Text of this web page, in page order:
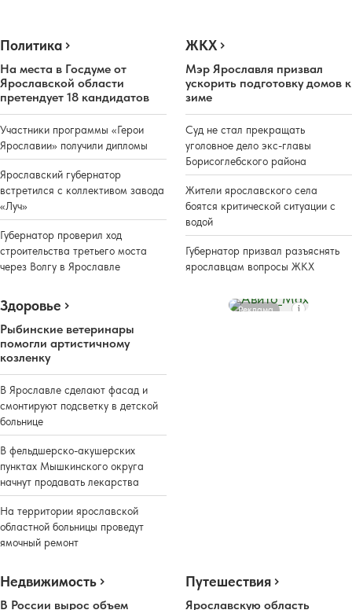
Политика
На места в Госдуме от
Ярославской области
претендует 18 кандидатов
Участники программы «Герои
Ярославии» получили дипломы
Ярославский губернатор
встретился с коллективом завода
«Луч»
Губернатор проверил ход
строительства третьего моста
через Волгу в Ярославле
ЖКХ
Мэр Ярославля призвал
ускорить подготовку домов к
зиме
Суд не стал прекращать
уголовное дело экс-главы
Борисоглебского района
Жители ярославского села
боятся критической ситуации с
водой
Губернатор призвал разъяснять
ярославцам вопросы ЖКХ
Здоровье
Рыбинские ветеринары
помогли артистичному
козленку
В Ярославле сделают фасад и
смонтируют подсветку в детской
больнице
В фельдшерско-акушерских
пунктах Мышкинского округа
начнут продавать лекарства
На территории ярославской
областной больницы проведут
ямочный ремонт
Реклама
Недвижимость
В России вырос объем
Путешествия
Ярославскую область